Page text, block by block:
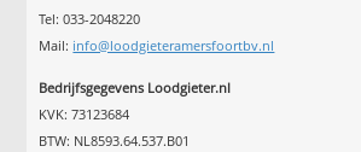
Tel: 033-2048220
Mail: info@loodgieteramersfoortbv.nl
Bedrijfsgegevens Loodgieter.nl
KVK: 73123684
BTW: NL8593.64.537.B01